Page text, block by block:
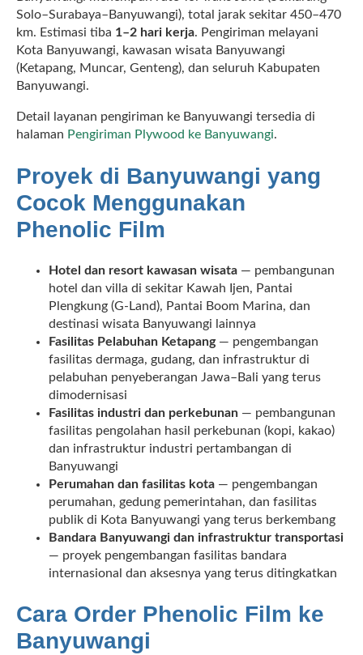
Solo–Surabaya–Banyuwangi), total jarak sekitar 450–470
km. Estimasi tiba 1–2 hari kerja. Pengiriman melayani
Kota Banyuwangi, kawasan wisata Banyuwangi
(Ketapang, Muncar, Genteng), dan seluruh Kabupaten
Banyuwangi.
Detail layanan pengiriman ke Banyuwangi tersedia di
halaman Pengiriman Plywood ke Banyuwangi.
Proyek di Banyuwangi yang
Cocok Menggunakan
Phenolic Film
Hotel dan resort kawasan wisata — pembangunan
hotel dan villa di sekitar Kawah Ijen, Pantai
Plengkung (G-Land), Pantai Boom Marina, dan
destinasi wisata Banyuwangi lainnya
Fasilitas Pelabuhan Ketapang— pengembangan
fasilitas dermaga, gudang, dan infrastruktur di
pelabuhan penyeberangan Jawa–Bali yang terus
dimodernisasi
Fasilitas industri dan perkebunan — pembangunan
fasilitas pengolahan hasil perkebunan (kopi, kakao)
dan infrastruktur industri pertambangan di
Banyuwangi
Perumahan dan fasilitas kota — pengembangan
perumahan, gedung pemerintahan, dan fasilitas
publik di Kota Banyuwangi yang terus berkembang
Bandara Banyuwangi dan infrastruktur transportasi
— proyek pengembangan fasilitas bandara
internasional dan aksesnya yang terus ditingkatkan
Cara Order Phenolic Film ke
Banyuwangi